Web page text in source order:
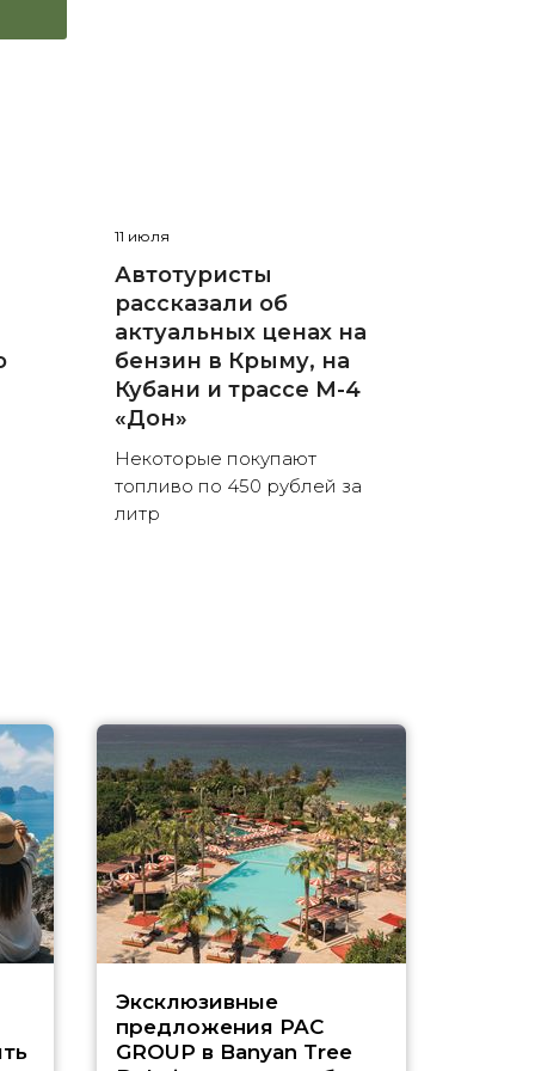
11 июля
Автотуристы
рассказали об
актуальных ценах на
бензин в Крыму, на
Кубани и трассе М-4
«Дон»
Некоторые покупают
топливо по 450 рублей за
литр
Эксклюзивные
предложения PAC
GROUP в Banyan Tree